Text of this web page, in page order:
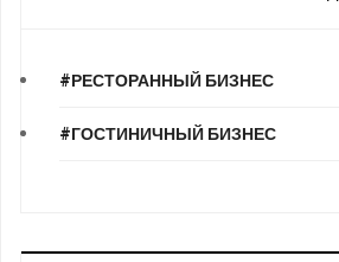
#РЕСТОРАННЫЙ БИЗНЕС
#ГОСТИНИЧНЫЙ БИЗНЕС